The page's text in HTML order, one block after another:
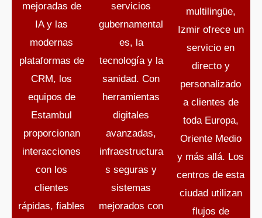
mejoradas de
IA y las
modernas
plataformas de
CRM, los
equipos de
Estambul
proporcionan
interacciones
con los
clientes
rápidas, fiables
servicios
gubernamental
es, la
tecnología y la
sanidad. Con
herramientas
digitales
avanzadas,
infraestructura
s seguras y
sistemas
mejorados con
multilingüe,
Izmir ofrece un
servicio en
directo y
personalizado
a clientes de
toda Europa,
Oriente Medio
y más allá. Los
centros de esta
ciudad utilizan
flujos de